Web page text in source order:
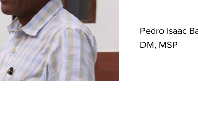
Pedro Isaac
DM, MSP